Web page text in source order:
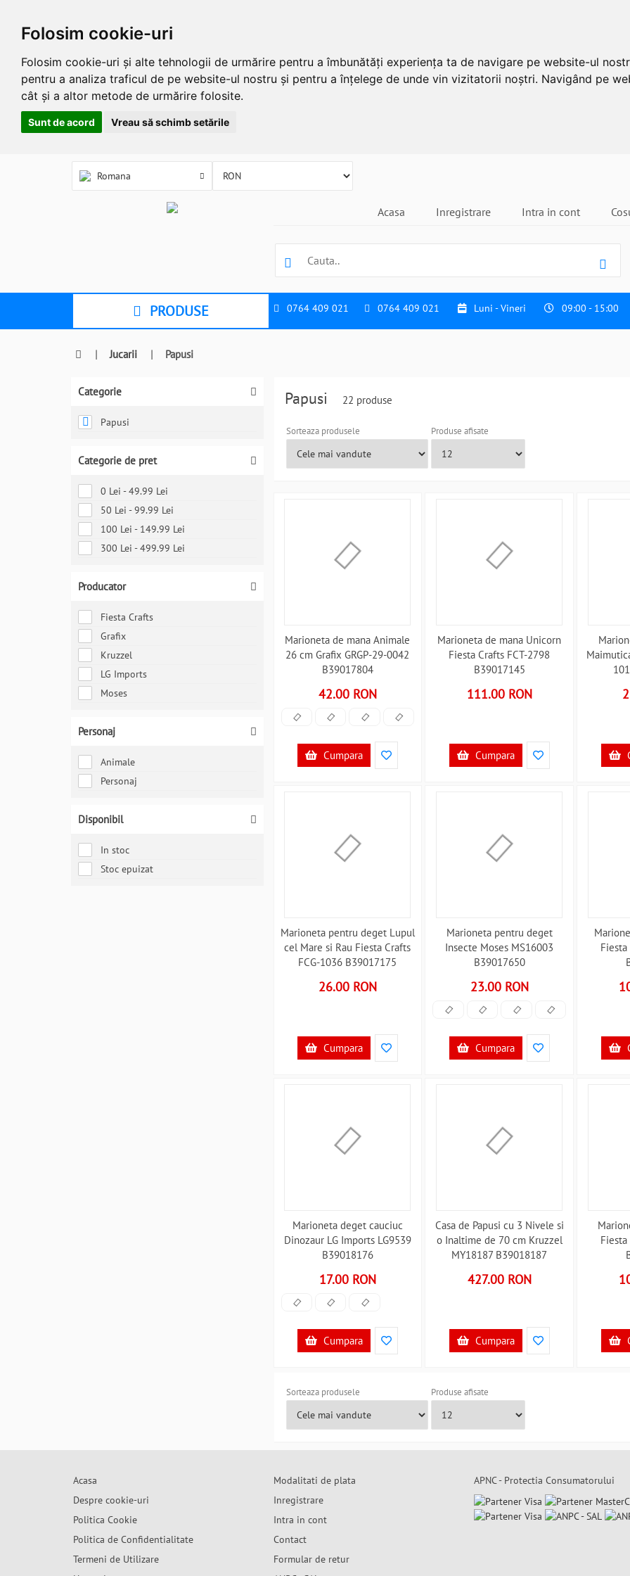
Folosim cookie-uri
Folosim cookie-uri și alte tehnologii de urmărire pentru a îmbunătăți experiența ta de navigare pe website-ul
pentru a analiza traficul de pe website-ul nostru și pentru a înțelege de unde vin vizitatorii noștri. Navigând pe
cât și a altor metode de urmărire folosite.
Sunt de acord Vreau să schimb setările
Romana
Acasa Inregistrare Intra in cont
PRODUSE 0764 409 021 0764 409 021 Luni - Vineri 09:00 - 15:00
| Jucarii | Papusi
Categorie
Papusi
Categorie de pret
0 Lei - 49.99 Lei
50 Lei - 99.99 Lei
100 Lei - 149.99 Lei
300 Lei - 499.99 Lei
Producator
Fiesta Crafts
Grafix
Kruzzel
LG Imports
Moses
Personaj
Animale
Personaj
Disponibil
In stoc
Stoc epuizat
Papusi 22 produse
Sorteaza produsele Produse afisate
Marioneta de mana Animale
26 cm Grafix GRGP-29-0042
B39017804
42.00 RON
Cumpara
Marioneta de mana Unicorn
Fiesta Crafts FCT-2798
B39017145
111.00 RON
Cumpara
Marioneta pentru deget Lupul
cel Mare si Rau Fiesta Crafts
FCG-1036 B39017175
26.00 RON
Cumpara
Marioneta pentru deget
Insecte Moses MS16003
B39017650
23.00 RON
Cumpara
Marioneta deget cauciuc
Dinozaur LG Imports LG9539
B39018176
17.00 RON
Cumpara
Casa de Papusi cu 3 Nivele si
o Inaltime de 70 cm Kruzzel
MY18187 B39018187
427.00 RON
Cumpara
Sorteaza produsele Produse afisate
Acasa
Despre cookie-uri
Politica Cookie
Politica de Confidentialitate
Termeni de Utilizare
Modalitati de plata
Inregistrare
Intra in cont
Contact
Formular de retur
APNC - Protectia Consumatorului